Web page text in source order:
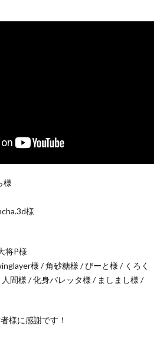
様
様
将P様
様 / 角砂糖様 / びーと様 / くろく
間様 / 化身バレッタ様 / ましまし様 /
様に感謝です！